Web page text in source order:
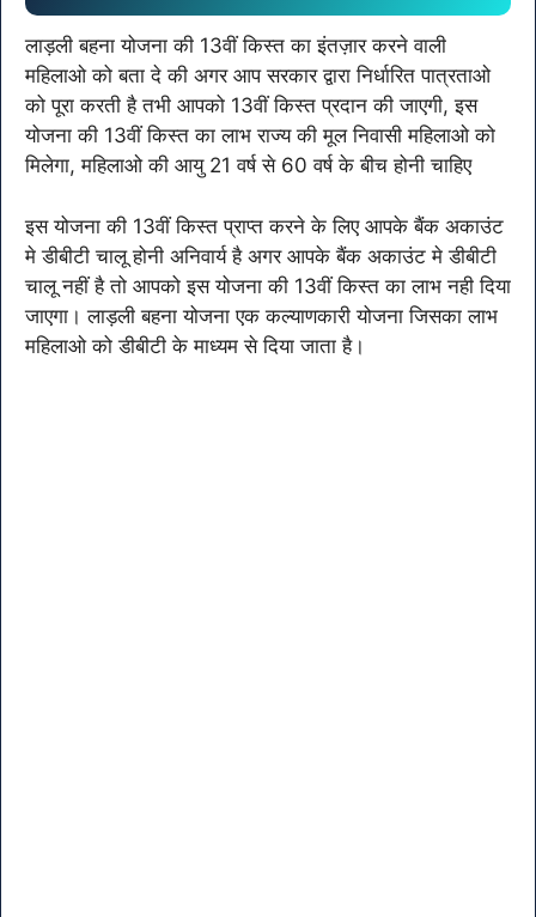
लाड़ली बहना योजना की 13वीं किस्त का इंतज़ार करने वाली
महिलाओ को बता दे की अगर आप सरकार द्वारा निर्धारित पात्रताओ
को पूरा करती है तभी आपको 13वीं किस्त प्रदान की जाएगी, इस
योजना की 13वीं किस्त का लाभ राज्य की मूल निवासी महिलाओ को
मिलेगा, महिलाओ की आयु 21 वर्ष से 60 वर्ष के बीच होनी चाहिए
इस योजना की 13वीं किस्त प्राप्त करने के लिए आपके बैंक अकाउंट
मे डीबीटी चालू होनी अनिवार्य है अगर आपके बैंक अकाउंट मे डीबीटी
चालू नहीं है तो आपको इस योजना की 13वीं किस्त का लाभ नही दिया
जाएगा। लाड़ली बहना योजना एक कल्याणकारी योजना जिसका लाभ
महिलाओ को डीबीटी के माध्यम से दिया जाता है।